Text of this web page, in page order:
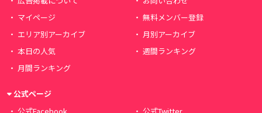
マイページ
無料メンバー登録
エリア別アーカイブ
月別アーカイブ
本日の人気
週間ランキング
月間ランキング
公式ページ